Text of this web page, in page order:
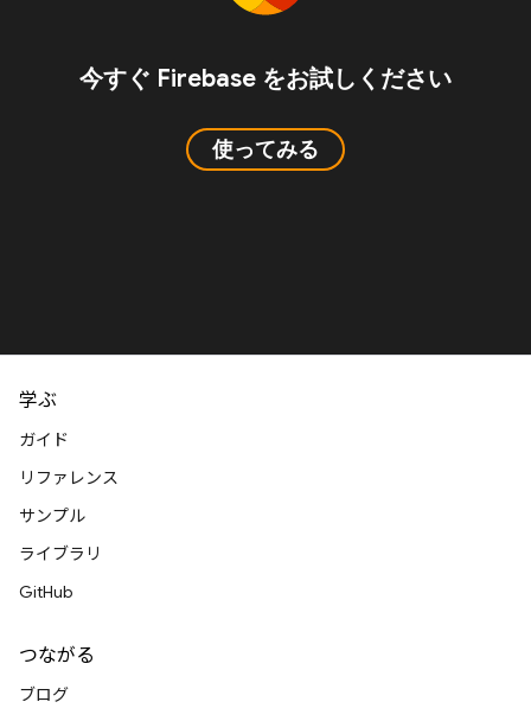
今すぐ Firebase をお試しください
使ってみる
学ぶ
ガイド
リファレンス
サンプル
ライブラリ
GitHub
つながる
ブログ